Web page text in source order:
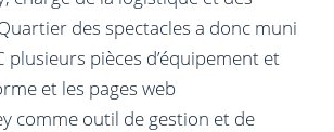
des spectacles a donc muni
plusieurs pièces d’équipement et
et les pages web
comme outil de gestion et de